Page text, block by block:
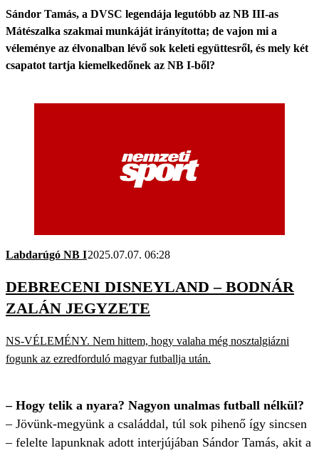
Sándor Tamás, a DVSC legendája legutóbb az NB III-as
Mátészalka szakmai munkáját irányította; de vajon mi a
véleménye az élvonalban lévő sok keleti együttesről, és mely két
csapatot tartja kiemelkedőnek az NB I-ből?
Labdarúgó NB I2025.07.07. 06:28
DEBRECENI DISNEYLAND – BODNÁR
ZALÁN JEGYZETE
NS-VÉLEMÉNY. Nem hittem, hogy valaha még nosztalgiázni
fogunk az ezredforduló magyar futballja után.
– Hogy telik a nyara? Nagyon unalmas futball nélkül?
– Jövünk-megyünk a családdal, túl sok pihenő így sincsen
– felelte lapunknak adott interjújában Sándor Tamás, akit a